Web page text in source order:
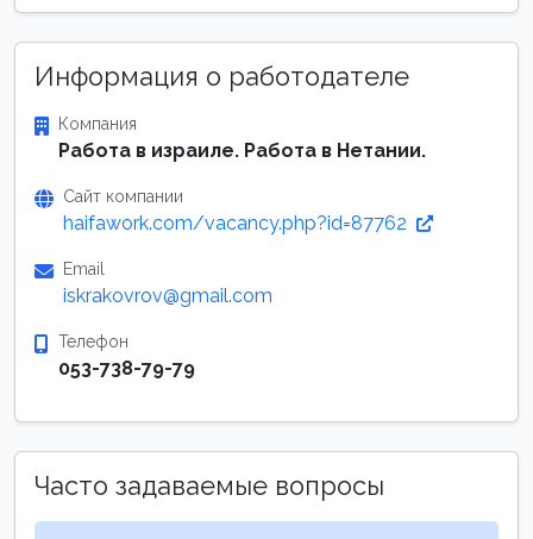
Информация о работодателе
Компания
Работа в израиле. Работа в Нетании.
Сайт компании
haifawork.com/vacancy.php?id=87762
Email
iskrakovrov@gmail.com
Телефон
053-738-79-79
Часто задаваемые вопросы